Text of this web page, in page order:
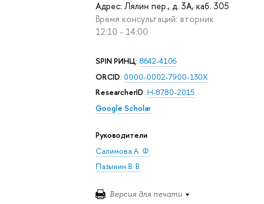
Адрес: Лялин пер., д. 3А, каб. 305
Время консультаций: вторник
12:10 - 14:00
SPIN РИНЦ: 8642-4106
ORCID: 0000-0002-7900-130X
ResearcherID: H-8780-2015
Google Scholar
Руководители
Салимова А. Ф.
Пазынин В. В.
Версия для печати